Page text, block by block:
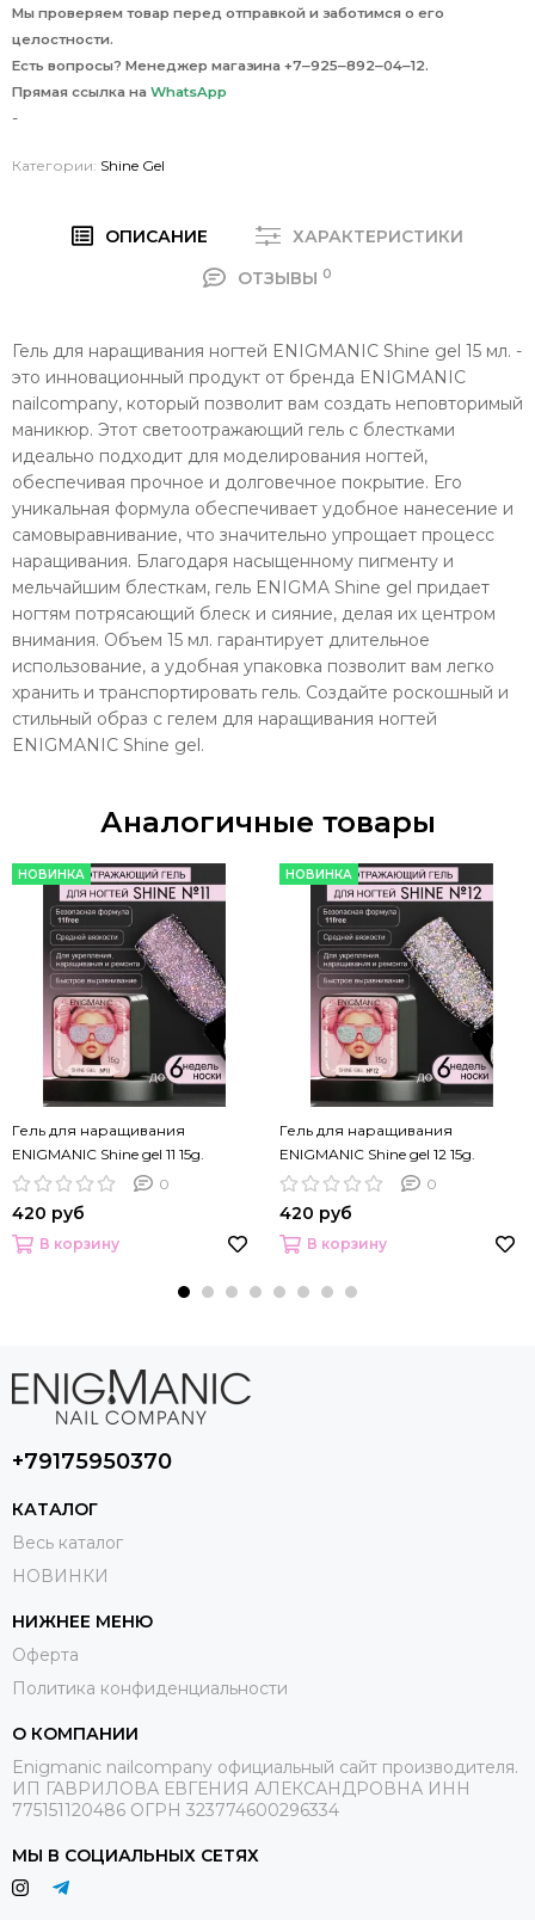
Мы проверяем товар перед отправкой и заботимся о его
целостности.
Есть вопросы? Менеджер магазина +7‒925‒892‒04‒12.
Прямая ссылка на WhatsApp
-
Категории: Shine Gel
ОПИСАНИЕ
ХАРАКТЕРИСТИКИ
ОТЗЫВЫ 0
Гель для наращивания ногтей ENIGMANIC Shine gel 15 мл. -
это инновационный продукт от бренда ENIGMANIC
nailcompany, который позволит вам создать неповторимый
маникюр. Этот светоотражающий гель с блестками
идеально подходит для моделирования ногтей,
обеспечивая прочное и долговечное покрытие. Его
уникальная формула обеспечивает удобное нанесение и
самовыравнивание, что значительно упрощает процесс
наращивания. Благодаря насыщенному пигменту и
мельчайшим блесткам, гель ENIGMA Shine gel придает
ногтям потрясающий блеск и сияние, делая их центром
внимания. Объем 15 мл. гарантирует длительное
использование, а удобная упаковка позволит вам легко
хранить и транспортировать гель. Создайте роскошный и
стильный образ с гелем для наращивания ногтей
ENIGMANIC Shine gel.
Аналогичные товары
НОВИНКА
Гель для наращивания
ENIGMANIC Shine gel 11 15g.
0
420 руб
В корзину
НОВИНКА
Гель для наращивания
ENIGMANIC Shine gel 12 15g.
0
420 руб
В корзину
+79175950370
КАТАЛОГ
Весь каталог
НОВИНКИ
НИЖНЕЕ МЕНЮ
Оферта
Политика конфиденциальности
О КОМПАНИИ
Enigmanic nailcompany официальный сайт производителя.
ИП ГАВРИЛОВА ЕВГЕНИЯ АЛЕКСАНДРОВНА ИНН
775151120486 ОГРН 323774600296334
МЫ В СОЦИАЛЬНЫХ СЕТЯХ